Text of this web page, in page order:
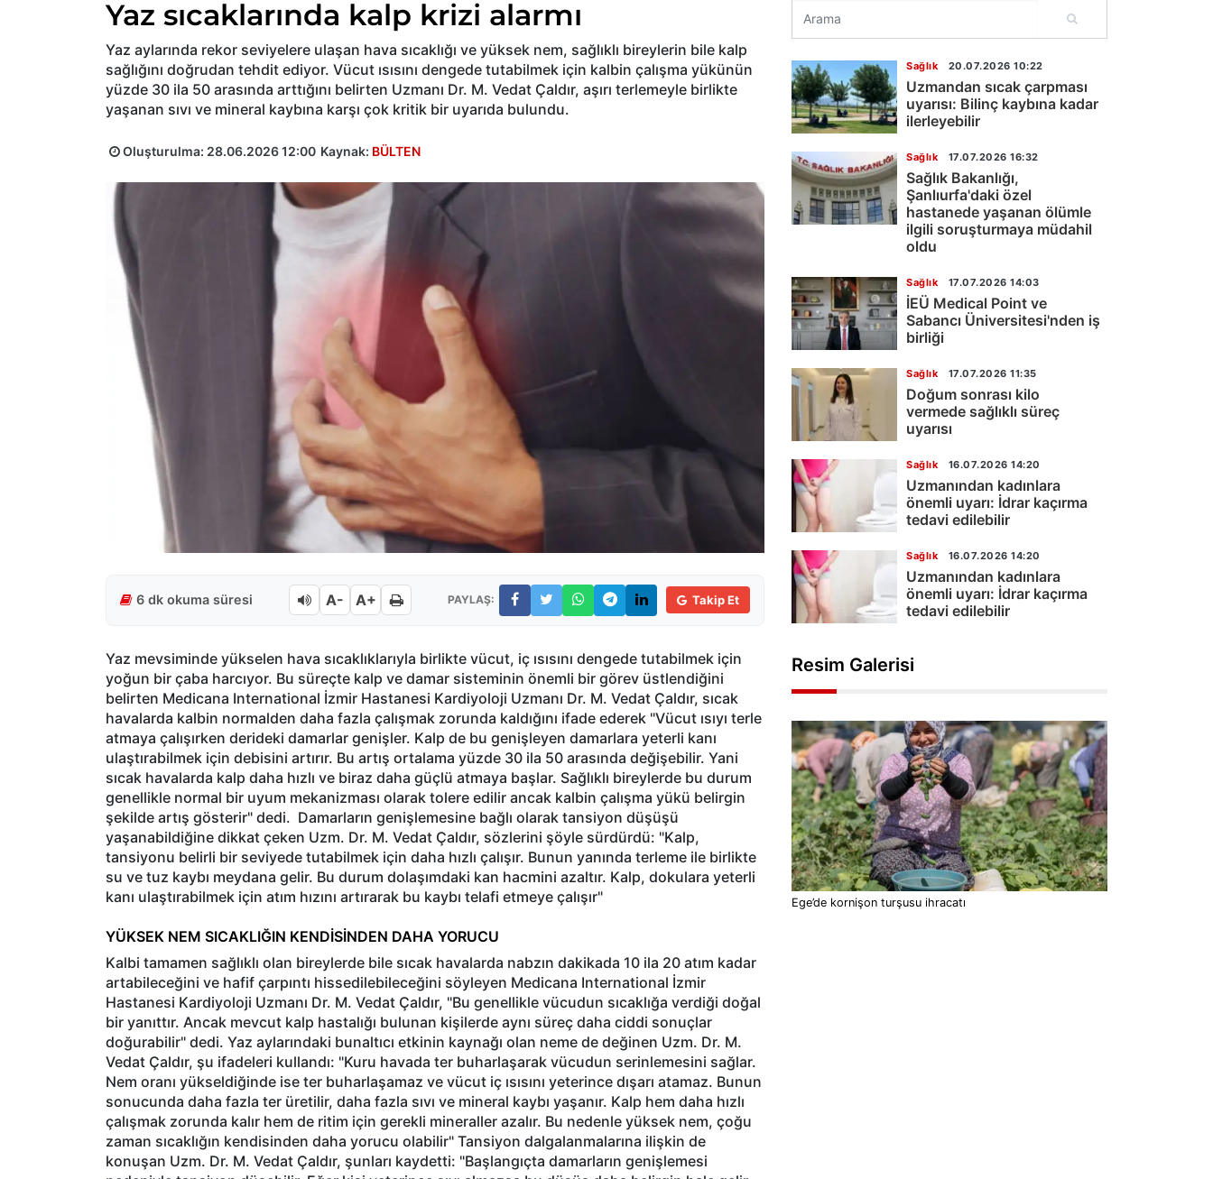
Yaz sıcaklarında kalp krizi alarmı
Yaz aylarında rekor seviyelere ulaşan hava sıcaklığı ve yüksek nem, sağlıklı bireylerin bile kalp
sağlığını doğrudan tehdit ediyor. Vücut ısısını dengede tutabilmek için kalbin çalışma yükünün
yüzde 30 ila 50 arasında arttığını belirten Uzmanı Dr. M. Vedat Çaldır, aşırı terlemeyle birlikte
yaşanan sıvı ve mineral kaybına karşı çok kritik bir uyarıda bulundu.
Oluşturulma: 28.06.2026 12:00 Kaynak: BÜLTEN
6 dk okuma süresi A- A+ PAYLAŞ: Takip Et
Yaz mevsiminde yükselen hava sıcaklıklarıyla birlikte vücut, iç ısısını dengede tutabilmek için
yoğun bir çaba harcıyor. Bu süreçte kalp ve damar sisteminin önemli bir görev üstlendiğini
belirten Medicana International İzmir Hastanesi Kardiyoloji Uzmanı Dr. M. Vedat Çaldır, sıcak
havalarda kalbin normalden daha fazla çalışmak zorunda kaldığını ifade ederek "Vücut ısıyı terle
atmaya çalışırken derideki damarlar genişler. Kalp de bu genişleyen damarlara yeterli kanı
ulaştırabilmek için debisini artırır. Bu artış ortalama yüzde 30 ila 50 arasında değişebilir. Yani
sıcak havalarda kalp daha hızlı ve biraz daha güçlü atmaya başlar. Sağlıklı bireylerde bu durum
genellikle normal bir uyum mekanizması olarak tolere edilir ancak kalbin çalışma yükü belirgin
şekilde artış gösterir" dedi. Damarların genişlemesine bağlı olarak tansiyon düşüşü
yaşanabildiğine dikkat çeken Uzm. Dr. M. Vedat Çaldır, sözlerini şöyle sürdürdü: "Kalp,
tansiyonu belirli bir seviyede tutabilmek için daha hızlı çalışır. Bunun yanında terleme ile birlikte
su ve tuz kaybı meydana gelir. Bu durum dolaşımdaki kan hacmini azaltır. Kalp, dokulara yeterli
kanı ulaştırabilmek için atım hızını artırarak bu kaybı telafi etmeye çalışır"
YÜKSEK NEM SICAKLIĞIN KENDİSİNDEN DAHA YORUCU
Kalbi tamamen sağlıklı olan bireylerde bile sıcak havalarda nabzın dakikada 10 ila 20 atım kadar
artabileceğini ve hafif çarpıntı hissedilebileceğini söyleyen Medicana International İzmir
Hastanesi Kardiyoloji Uzmanı Dr. M. Vedat Çaldır, "Bu genellikle vücudun sıcaklığa verdiği doğal
bir yanıttır. Ancak mevcut kalp hastalığı bulunan kişilerde aynı süreç daha ciddi sonuçlar
doğurabilir" dedi. Yaz aylarındaki bunaltıcı etkinin kaynağı olan neme de değinen Uzm. Dr. M.
Vedat Çaldır, şu ifadeleri kullandı: "Kuru havada ter buharlaşarak vücudun serinlemesini sağlar.
Nem oranı yükseldiğinde ise ter buharlaşamaz ve vücut iç ısısını yeterince dışarı atamaz. Bunun
sonucunda daha fazla ter üretilir, daha fazla sıvı ve mineral kaybı yaşanır. Kalp hem daha hızlı
çalışmak zorunda kalır hem de ritim için gerekli mineraller azalır. Bu nedenle yüksek nem, çoğu
zaman sıcaklığın kendisinden daha yorucu olabilir" Tansiyon dalgalanmalarına ilişkin de
konuşan Uzm. Dr. M. Vedat Çaldır, şunları kaydetti: "Başlangıçta damarların genişlemesi
Sağlık 20.07.2026 10:22
Uzmandan sıcak çarpması
uyarısı: Bilinç kaybına kadar
ilerleyebilir
Sağlık 17.07.2026 16:32
Sağlık Bakanlığı,
Şanlıurfa'daki özel
hastanede yaşanan ölümle
ilgili soruşturmaya müdahil
oldu
Sağlık 17.07.2026 14:03
İEÜ Medical Point ve
Sabancı Üniversitesi'nden iş
birliği
Sağlık 17.07.2026 11:35
Doğum sonrası kilo
vermede sağlıklı süreç
uyarısı
Sağlık 16.07.2026 14:20
Uzmanından kadınlara
önemli uyarı: İdrar kaçırma
tedavi edilebilir
Sağlık 16.07.2026 14:20
Uzmanından kadınlara
önemli uyarı: İdrar kaçırma
tedavi edilebilir
Resim Galerisi
Ege’de kornişon turşusu ihracatı